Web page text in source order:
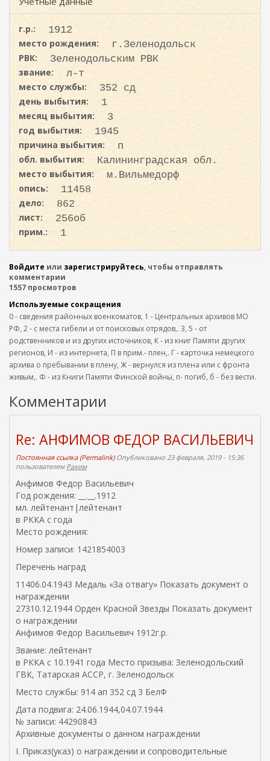
и
г.р.:
1912
место рождения:
г.Зеленодольск
РВК:
Зеленодольским РВК
звание:
л-т
место службы:
352 сд
день выбытия:
1
месяц выбытия:
3
год выбытия:
1945
причина выбытия:
п
обл. выбытия:
Калининградская обл.
место выбытия:
м.Вильмедорф
опись:
11458
дело:
862
лист:
256об
прим.:
1
Войдите или зарегистрируйтесь, чтобы отправлять
комментарии
1557 просмотров
Используемые сокращения
0 - сведения районных военкоматов, 1 - Центральных архивов МО
РФ, 2 - с места гибели и от поисковых отрядов,. 3, 5 - от
родственников и из других источников, К - из книг Памяти других
регионов, И - из интернета, П в прим.- плен,. Г - карточка немецкого
архива о пребывании в плену, Ж - вернулся из плена или с фронта
живым,. Ф - из Книги Памяти Финской войны, п- погиб, б - без вести.
Комментарии
Re: АНФИМОВ ФЕДОР ВАСИЛЬЕВИЧ
Постоянная ссылка (Permalink)Опубликовано 23 февраля, 2019 - 15:36
пользователем Рахим
Анфимов Федор Васильевич
Год рождения: __.__.1912
мл. лейтенант|лейтенант
в РККА с года
Место рождения:
Номер записи: 1421854003
Перечень наград
11406.04.1943 Медаль «За отвагу» Показать документ о
награждении
27310.12.1944 Орден Красной Звезды Показать документ
о награждении
Анфимов Федор Васильевич 1912г.р.
Звание: лейтенант
в РККА с 10.1941 года Место призыва: Зеленодольский
ГВК, Татарская АССР, г. Зеленодольск
Место службы: 914 ап 352 сд 3 БелФ
Дата подвига: 24.06.1944,04.07.1944
№ записи: 44290843
Архивные документы о данном награждении
I. Приказ(указ) о награждении и сопроводительные